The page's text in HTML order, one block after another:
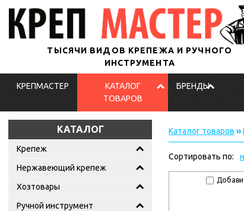
ТЫСЯЧИ ВИДОВ КРЕПЕЖА И РУЧНОГО
ИНСТРУМЕНТА
КРЕПМАСТЕР
КАТАЛОГ
ТОВАРОВ
БРЕНДЫ
КАТАЛОГ
Крепеж
Нержавеющий крепеж
Хозтовары
Ручной инструмент
Каталог товаров »
Сортировать по: